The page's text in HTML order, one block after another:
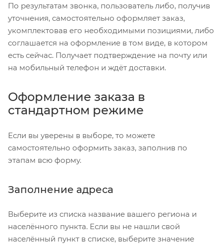
По результатам звонка, пользователь либо, получив
уточнения, самостоятельно оформляет заказ,
укомплектовав его необходимыми позициями, либо
соглашается на оформление в том виде, в котором
есть сейчас. Получает подтверждение на почту или
на мобильный телефон и ждёт доставки.
Оформление заказа в
стандартном режиме
Если вы уверены в выборе, то можете
самостоятельно оформить заказ, заполнив по
этапам всю форму.
Заполнение адреса
Выберите из списка название вашего региона и
населённого пункта. Если вы не нашли свой
населённый пункт в списке, выберите значение